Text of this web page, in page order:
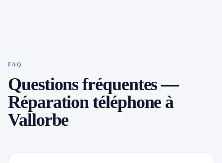
FAQ
Questions fréquentes —
Réparation téléphone à
Vallorbe